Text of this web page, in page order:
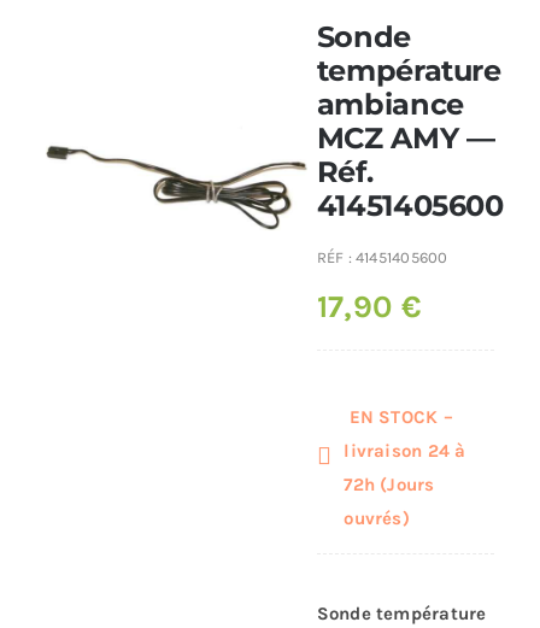
Sonde
température
ambiance
MCZ AMY —
Réf.
41451405600
RÉF :41451405600
17,90€
EN STOCK –
livraison 24 à
72h (Jours
ouvrés)
Sonde température